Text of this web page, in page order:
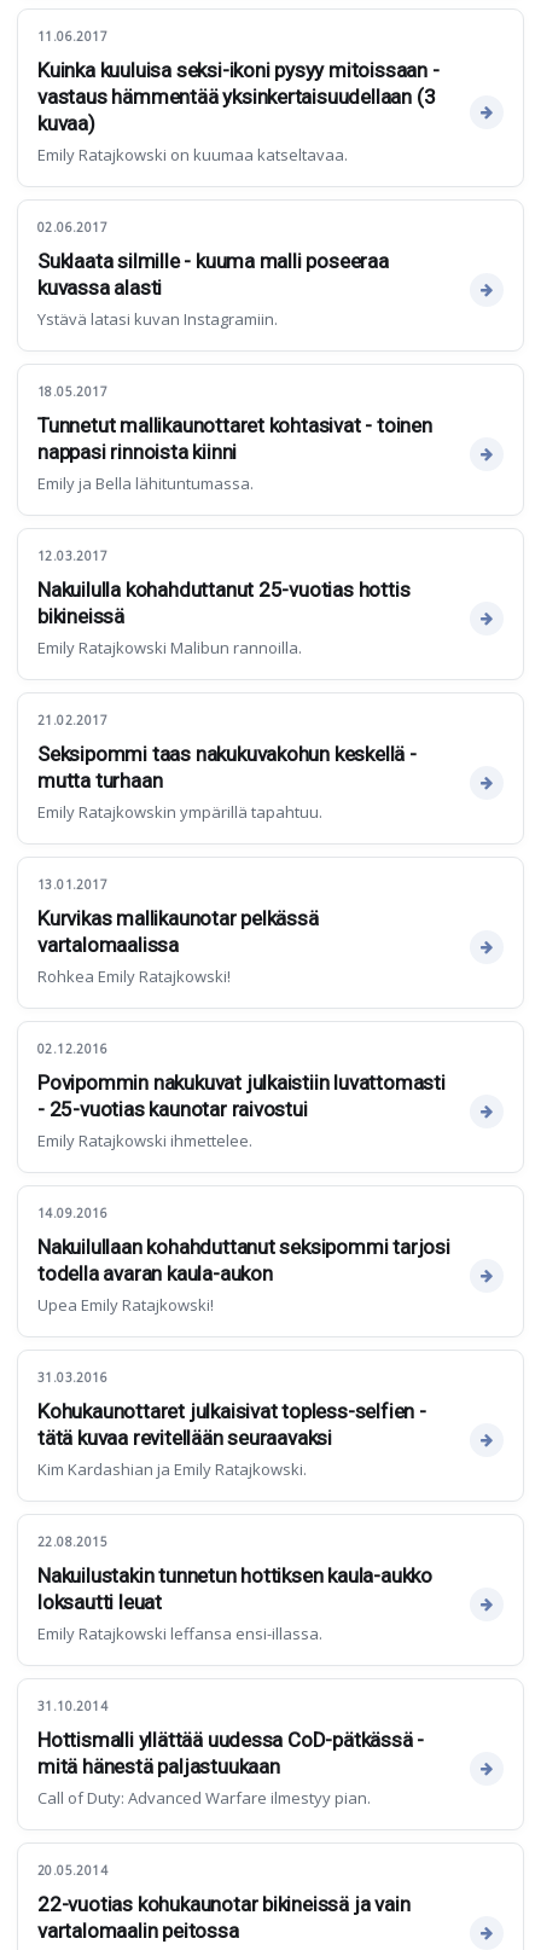
11.06.2017
Kuinka kuuluisa seksi-ikoni pysyy mitoissaan -
vastaus hämmentää yksinkertaisuudellaan (3
kuvaa)
Emily Ratajkowski on kuumaa katseltavaa.
02.06.2017
Suklaata silmille - kuuma malli poseeraa
kuvassa alasti
Ystävä latasi kuvan Instagramiin.
18.05.2017
Tunnetut mallikaunottaret kohtasivat - toinen
nappasi rinnoista kiinni
Emily ja Bella lähituntumassa.
12.03.2017
Nakuilulla kohahduttanut 25-vuotias hottis
bikineissä
Emily Ratajkowski Malibun rannoilla.
21.02.2017
Seksipommi taas nakukuvakohun keskellä -
mutta turhaan
Emily Ratajkowskin ympärillä tapahtuu.
13.01.2017
Kurvikas mallikaunotar pelkässä
vartalomaalissa
Rohkea Emily Ratajkowski!
02.12.2016
Povipommin nakukuvat julkaistiin luvattomasti
- 25-vuotias kaunotar raivostui
Emily Ratajkowski ihmettelee.
14.09.2016
Nakuilullaan kohahduttanut seksipommi tarjosi
todella avaran kaula-aukon
Upea Emily Ratajkowski!
31.03.2016
Kohukaunottaret julkaisivat topless-selfien -
tätä kuvaa revitellään seuraavaksi
Kim Kardashian ja Emily Ratajkowski.
22.08.2015
Nakuilustakin tunnetun hottiksen kaula-aukko
loksautti leuat
Emily Ratajkowski leffansa ensi-illassa.
31.10.2014
Hottismalli yllättää uudessa CoD-pätkässä -
mitä hänestä paljastuukaan
Call of Duty: Advanced Warfare ilmestyy pian.
20.05.2014
22-vuotias kohukaunotar bikineissä ja vain
vartalomaalin peitossa